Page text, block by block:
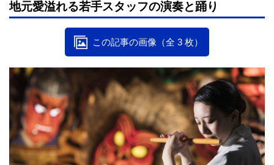
地元愛溢れる若手スタッフの演奏と踊り
この記事の画像（全 3 枚）